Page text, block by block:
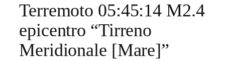
Terremoto 05:45:14 M2.4
epicentro “Tirreno
Meridionale [Mare]”